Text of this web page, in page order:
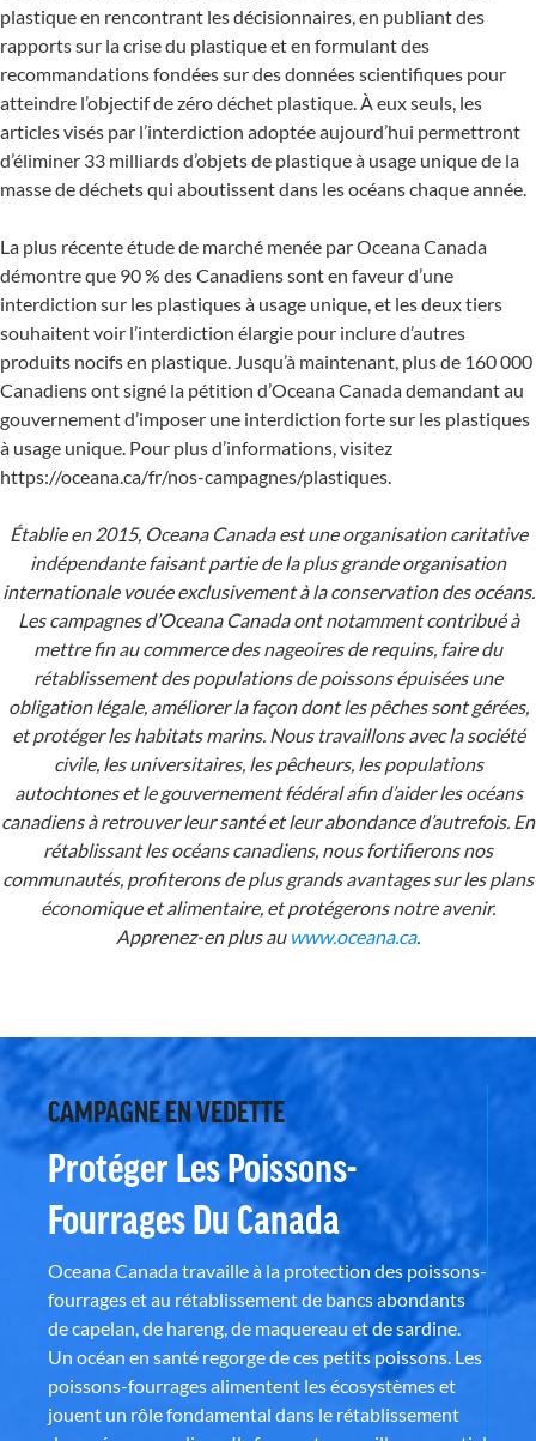
plastique en rencontrant les décisionnaires, en publiant des
rapports sur la crise du plastique et en formulant des
recommandations fondées sur des données scientifiques pour
atteindre l’objectif de zéro déchet plastique. À eux seuls, les
articles visés par l’interdiction adoptée aujourd’hui permettront
d’éliminer 33 milliards d’objets de plastique à usage unique de la
masse de déchets qui aboutissent dans les océans chaque année.
La plus récente étude de marché menée par Oceana Canada
démontre que 90 % des Canadiens sont en faveur d’une
interdiction sur les plastiques à usage unique, et les deux tiers
souhaitent voir l’interdiction élargie pour inclure d’autres
produits nocifs en plastique. Jusqu’à maintenant, plus de 160 000
Canadiens ont signé la pétition d’Oceana Canada demandant au
gouvernement d’imposer une interdiction forte sur les plastiques
à usage unique. Pour plus d’informations, visitez
https://oceana.ca/fr/nos-campagnes/plastiques.
Établie en 2015, Oceana Canada est une organisation caritative
indépendante faisant partie de la plus grande organisation
internationale vouée exclusivement à la conservation des océans.
Les campagnes d’Oceana Canada ont notamment contribué à
mettre fin au commerce des nageoires de requins, faire du
rétablissement des populations de poissons épuisées une
obligation légale, améliorer la façon dont les pêches sont gérées,
et protéger les habitats marins. Nous travaillons avec la société
civile, les universitaires, les pêcheurs, les populations
autochtones et le gouvernement fédéral afin d’aider les océans
canadiens à retrouver leur santé et leur abondance d’autrefois. En
rétablissant les océans canadiens, nous fortifierons nos
communautés, profiterons de plus grands avantages sur les plans
économique et alimentaire, et protégerons notre avenir.
Apprenez-en plus au www.oceana.ca.
CAMPAGNE EN VEDETTE
Protéger Les Poissons-
Fourrages Du Canada
Oceana Canada travaille à la protection des poissons-
fourrages et au rétablissement de bancs abondants
de capelan, de hareng, de maquereau et de sardine.
Un océan en santé regorge de ces petits poissons. Les
poissons-fourrages alimentent les écosystèmes et
jouent un rôle fondamental dans le rétablissement